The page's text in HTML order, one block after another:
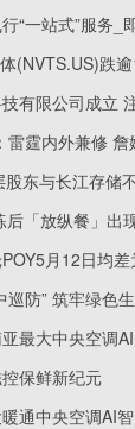
保鲜新纪元